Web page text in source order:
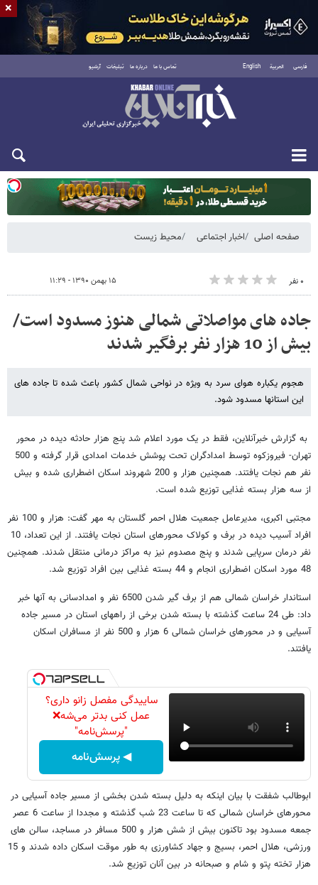
فارسی العربية English تماس با ما درباره ما تبلیغات آرشیو
یکشنبه ۱۸ مرداد ۱۴۰۵
صفحه اصلی اخبار اجتماعی محیط زیست
۰ نفر ۱۵ بهمن ۱۳۹۰ - ۱۱:۲۹
جاده های مواصلاتی شمالی هنوز مسدود است/
بیش از 10 هزار نفر برفگیر شدند
هجوم یکباره هوای سرد به ویژه در نواحی شمال کشور باعث شده تا جاده های
این استانها مسدود شود.
به گزارش خبرآنلاین، فقط در یک مورد اعلام شد پنج هزار حادثه دیده در محور
تهران- فیروزکوه توسط امدادگران تحت پوشش خدمات امدادی قرار گرفته و 500
نفر هم نجات یافتند. همچنین هزار و 200 شهروند اسکان اضطراری شده و بیش
از سه هزار بسته غذایی توزیع شده است.
مجتبی اکبری، مدیرعامل جمعیت هلال احمر گلستان به مهر گفت: هزار و 100 نفر
افراد آسیب دیده در برف و کولاک محورهای استان نجات یافتند. از این تعداد، 10
نفر درمان سرپایی شدند و پنج مصدوم نیز به مراکز درمانی منتقل شدند. همچنین
48 مورد اسکان اضطراری انجام و 44 بسته غذایی بین افراد توزیع شد.
استاندار خراسان شمالی هم از برف گیر شدن 6500 نفر و امدادسانی به آنها خبر
داد: طی 24 ساعت گذشته با بسته شدن برخی از راههای استان در مسیر جاده
آسیایی و در محورهای خراسان شمالی 6 هزار و 500 نفر از مسافران اسکان
یافتند.
ساییدگی مفصل زانو داری؟
عمل کنی بدتر می‌شه❌
"پرسش‌نامه"
◀ پرسش‌نامه
ابوطالب شفقت با بیان اینکه به دلیل بسته شدن بخشی از مسیر جاده آسیایی در
محورهای خراسان شمالی که تا ساعت 23 شب گذشته و مجددا از ساعت 6 عصر
جمعه مسدود بود تاکنون بیش از شش هزار و 500 مسافر در مساجد، سالن های
ورزشی، هلال احمر، بسیج و جهاد کشاورزی به طور موقت اسکان داده شدند و 15
هزار تخته پتو و شام و صبحانه در بین آنان توزیع شد.
×